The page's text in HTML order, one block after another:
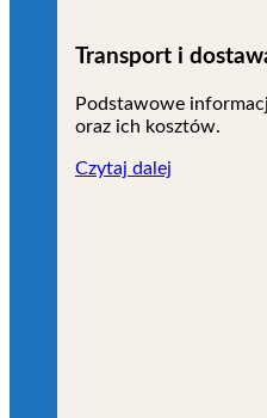
Transport i
Podstawowe
oraz ich kosztów.
Czytaj dalej